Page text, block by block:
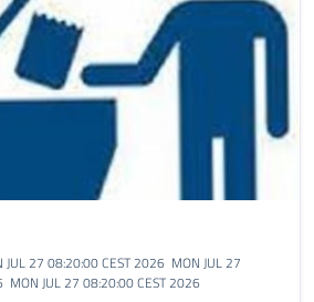
JUL 27 08:20:00 CEST 2026 MON JUL 27
MON JUL 27 08:20:00 CEST 2026